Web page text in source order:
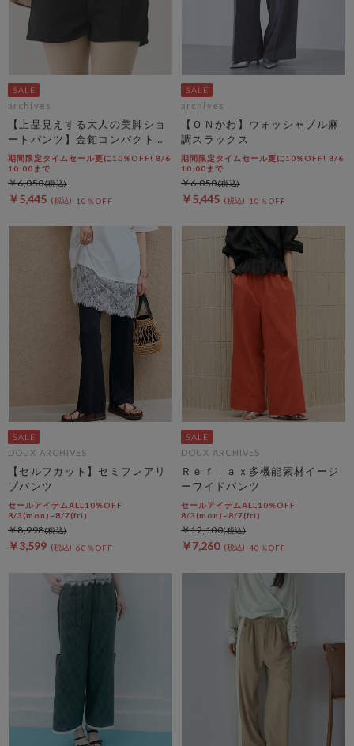
archives
【上品見えする大人の美脚ショ
ートパンツ】金釦コンパクトシ
ョートパンツ
期間限定タイムセール更に10%OFF! 8/6
10:00まで
￥5,445 10％OFF
￥6,050
archives
【ＯＮかわ】ウォッシャブル麻
調スラックス
期間限定タイムセール更に10%OFF! 8/6
10:00まで
￥5,445 10％OFF
￥6,050
DOUX ARCHIVES
【セルフカット】セミフレアリ
ブパンツ
セールアイテムALL10%OFF
8/3(mon)~8/7(fri)
￥3,599 60％OFF
￥8,998
DOUX ARCHIVES
Ｒｅｆｌａｘ多機能素材イージ
ーワイドパンツ
セールアイテムALL10%OFF
8/3(mon)~8/7(fri)
￥7,260 40％OFF
￥12,100